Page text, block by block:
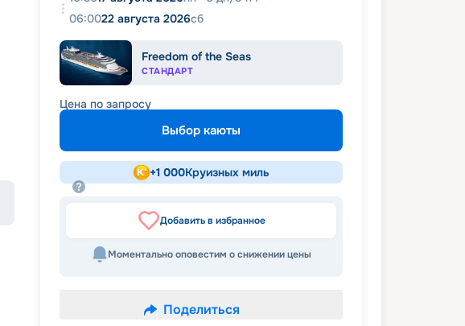
06:0022 августа 2026сб
Freedom of the Seas
СТАНДАРТ
Цена по запросу
Выбор каюты
+1 000Круизных миль
Добавить в избранное
Моментально оповестим о снижении цены
Поделиться